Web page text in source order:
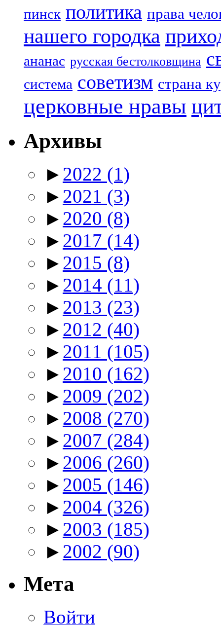
пинск политика права
нашего городка
ананас русская бестолковщина
система советизм страна
церковные нравы
Архивы
► 2022 (1)
► 2021 (3)
► 2020 (8)
► 2017 (14)
► 2015 (8)
► 2014 (11)
► 2013 (23)
► 2012 (40)
► 2011 (105)
► 2010 (162)
► 2009 (202)
► 2008 (270)
► 2007 (284)
► 2006 (260)
► 2005 (146)
► 2004 (326)
► 2003 (185)
► 2002 (90)
Мета
Войти